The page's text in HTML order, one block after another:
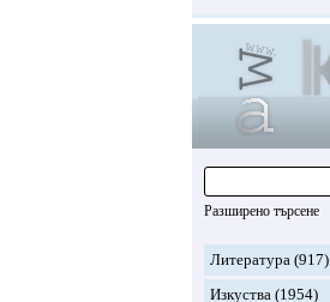
Разширено търсене
Литература (917)
Изкуства (1954)